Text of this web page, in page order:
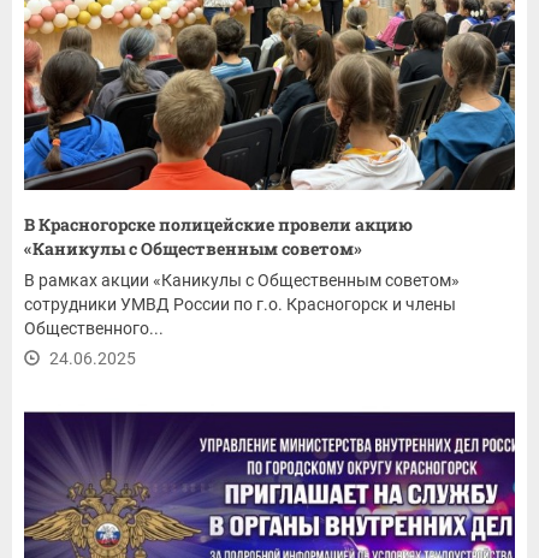
В Красногорске полицейские провели акцию
«Каникулы с Общественным советом»
В рамках акции «Каникулы с Общественным советом»
сотрудники УМВД России по г.о. Красногорск и члены
Общественного...
24.06.2025